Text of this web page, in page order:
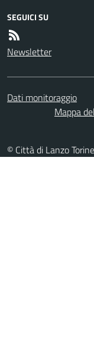
SEGUICI SU
Newsletter
Dati monitoraggio
Mappa
© Città di Lanzo